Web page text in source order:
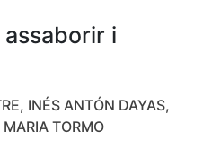
i
INÉS ANTÓN DAYAS,
TORMO